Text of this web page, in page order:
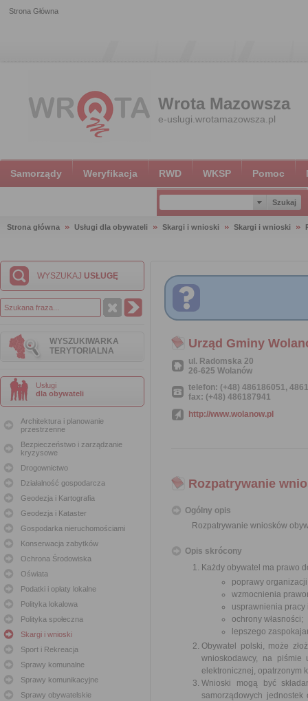
Strona Główna
Wrota Mazowsza
e-uslugi.wrotamazowsza.pl
Samorządy Weryfikacja RWD WKSP Pomoc
Strona główna Usługi dla obywateli Skargi i wnioski Skargi i wnioski
WYSZUKAJ USŁUGĘ
WYSZUKIWARKA
TERYTORIALNA
Usługi
dla obywateli
Architektura i planowanie
przestrzenne
Bezpieczeństwo i zarządzanie
kryzysowe
Drogownictwo
Działalność gospodarcza
Geodezja i Kartografia
Geodezja i Kataster
Gospodarka nieruchomościami
Konserwacja zabytków
Ochrona Środowiska
Oświata
Podatki i opłaty lokalne
Polityka lokalowa
Polityka społeczna
Skargi i wnioski
Sport i Rekreacja
Sprawy komunalne
Sprawy komunikacyjne
Sprawy obywatelskie
Urząd Gminy
ul. Radomska 20
26-625 Wolanów
telefon: (+48) 486186051,
fax: (+48) 486187941
http://www.wolanow.pl
Rozpatrywanie
Ogólny opis
Rozpatrywanie wniosków
Opis skrócony
Każdy obywatel ma prawo
poprawy
wzmocnienia
usprawnienia
ochrony własności;
lepszego
Obywatel polski, może
wnioskodawcy, na piśmie
elektronicznej, opatrzonym
Wnioski mogą być
samorządowych